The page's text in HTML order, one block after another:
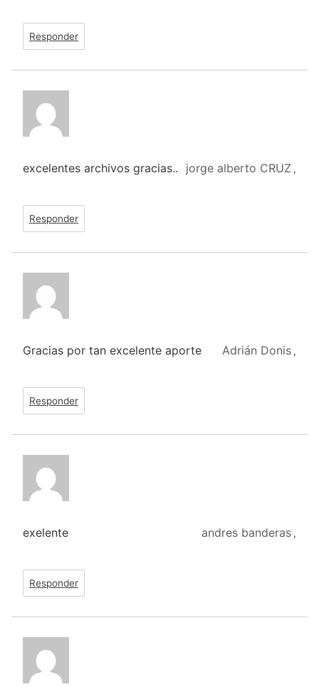
Responder
jorge alberto CRUZ ,
excelentes archivos gracias..
Responder
Adrián Donis ,
Gracias por tan excelente aporte
Responder
andres banderas ,
exelente
Responder